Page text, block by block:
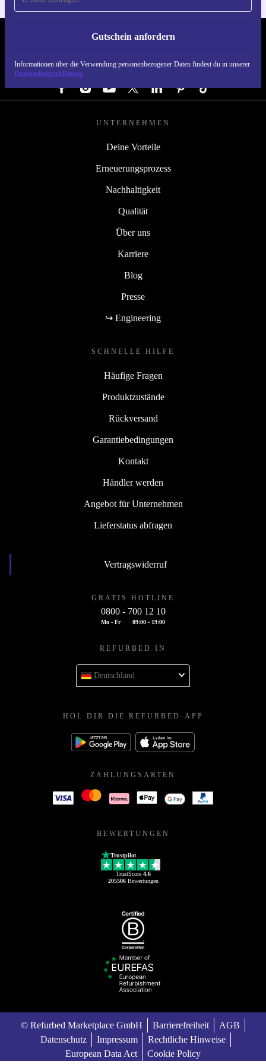
nächsten Schritt!
Gutschein anfordern
Informationen über die Verwendung personenbezogener Daten findest du in unserer
Datenschutzerklärung
REFURBED DEUTSCHLAND - RETHINK NEW.
FOLGE UNS
UNTERNEHMEN
Deine Vorteile
Erneuerungsprozess
Nachhaltigkeit
Qualität
Über uns
Karriere
Blog
Presse
↪ Engineering
SCHNELLE HILFE
Häufige Fragen
Produktzustände
Rückversand
Garantiebedingungen
Kontakt
Händler werden
Angebot für Unternehmen
Lieferstatus abfragen
Vertragswiderruf
GRATIS HOTLINE
0800 - 700 12 10
Mo - Fr 09:00 - 19:00
REFURBED IN
Deutschland
HOL DIR DIE REFURBED-APP
ZAHLUNGSARTEN
BEWERTUNGEN
Trustpilot
TrustScore 4.6
205506Bewertungen
© Refurbed Marketplace GmbH Barrierefreiheit
AGB
Datenschutz
Impressum
Rechtliche Hinweise
European Data Act
Cookie Policy